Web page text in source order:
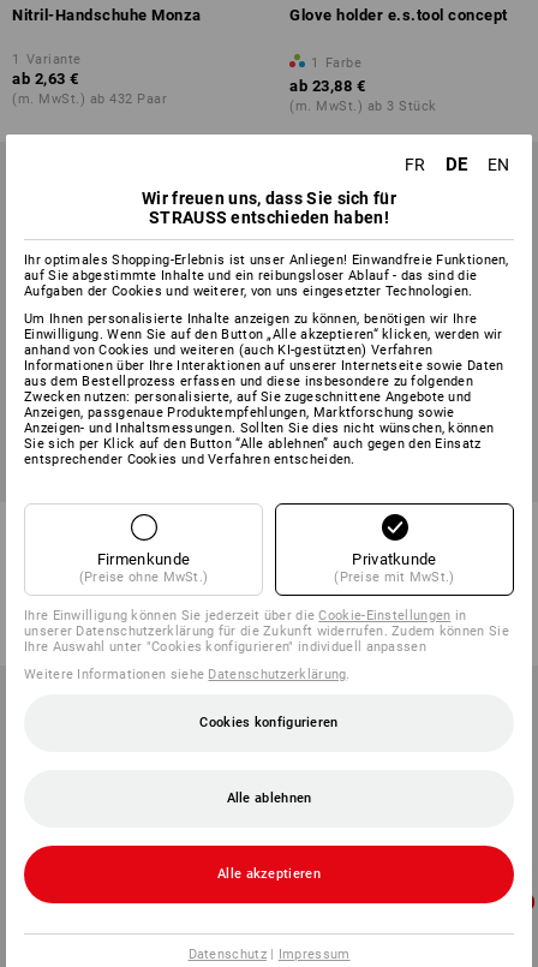
Nitril-Handschuhe Monza
1 Variante
ab 2,63 €
(m. MwSt.) ab 432 Paar
Glove holder e.s.tool concept
1 Farbe
ab 23,88 €
(m. MwSt.) ab 3 Stück
Nitril-Handschuhe evertouch
Farben
ab 4,19 €
(m. MwSt.) ab 240 Paar
e.s. Mechaniker-Handschuhe
Variante
(m. MwSt.) ab 36 Paar
FR DE
EN
Wir freuen uns, dass Sie sich für
STRAUSS entschieden haben!
Ihr optimales Shopping-Erlebnis ist unser Anliegen! Einwandfreie Funktionen,
auf Sie abgestimmte Inhalte und ein reibungsloser Ablauf - das sind die
Aufgaben der Cookies und weiterer, von uns eingesetzter Technologien.
Um Ihnen personalisierte Inhalte anzeigen zu können, benötigen wir Ihre
Einwilligung. Wenn Sie auf den Button „Alle akzeptieren“ klicken, werden wir
anhand von Cookies und weiteren (auch KI-gestützten) Verfahren
Informationen über Ihre Interaktionen auf unserer Internetseite sowie Daten
aus dem Bestellprozess erfassen und diese insbesondere zu folgenden
Zwecken nutzen: personalisierte, auf Sie zugeschnittene Angebote und
Anzeigen, passgenaue Produktempfehlungen, Marktforschung sowie
Anzeigen- und Inhaltsmessungen. Sollten Sie dies nicht wünschen, können
Sie sich per Klick auf den Button “Alle ablehnen” auch gegen den Einsatz
entsprechender Cookies und Verfahren entscheiden.
Firmenkunde
(Preise ohne MwSt.)
Privatkunde
(Preise mit MwSt.)
Ihre Einwilligung können Sie jederzeit über dieCookie-Einstellungen in
unserer Datenschutzerklärung für die Zukunft widerrufen. Zudem können Sie
Ihre Auswahl unter "Cookies konfigurieren" individuell anpassen
Weitere Informationen siehe Datenschutzerklärung.
Cookies konfigurieren
Alle ablehnen
Alle akzeptieren
Datenschutz| Impressum